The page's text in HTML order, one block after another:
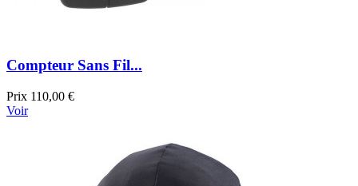
Compteur Sans Fil...
Prix 110,00 €
Voir